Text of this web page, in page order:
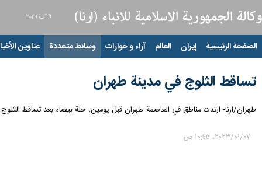
٩ آب ٢٠٢٦
الصفحة الرئيسية إيران العالم آراء و حوارات وسائط متعددة عناوين
تساقط الثلوج في مدینة طهران
طهران/ارنا- ارتدت مناطق في العاصمة طهران قبل یومین، حلة بيضاء بعد تساقط
٠٧‏/٠١‏/٢٠٢٣، ١٠:٤٥ ص